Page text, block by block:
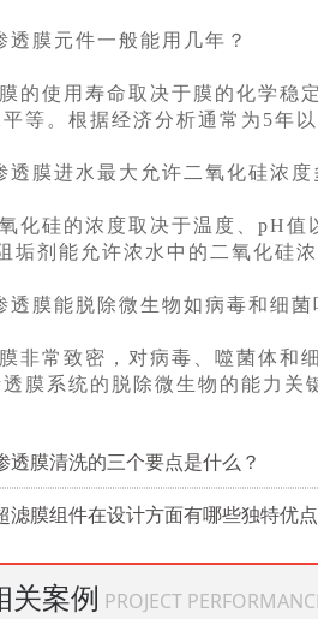
透膜元件一般能用几年？
的使用寿命取决于膜的化学稳
等。根据经济分析通常为5年以
透膜进水最大允许二氧化硅浓度
化硅的浓度取决于温度、pH
垢剂能允许浓水中的二氧化硅浓
透膜能脱除微生物如病毒和细菌
非常致密，对病毒、噬菌体和
膜系统的脱除微生物的能力
透膜清洗的三个要点是什么？
滤膜组件在设计方面有哪些独特优点
关案例 PROJECT